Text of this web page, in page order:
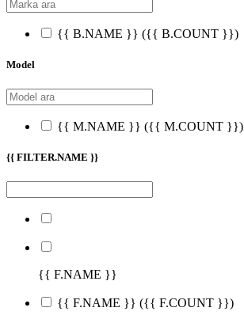
{{ B.NAME }} ({{ B.COUNT }})
Model
{{ M.NAME }} ({{ M.COUNT }})
{{ FILTER.NAME }}
{{ F.NAME }}
{{ F.NAME }} ({{ F.COUNT }})